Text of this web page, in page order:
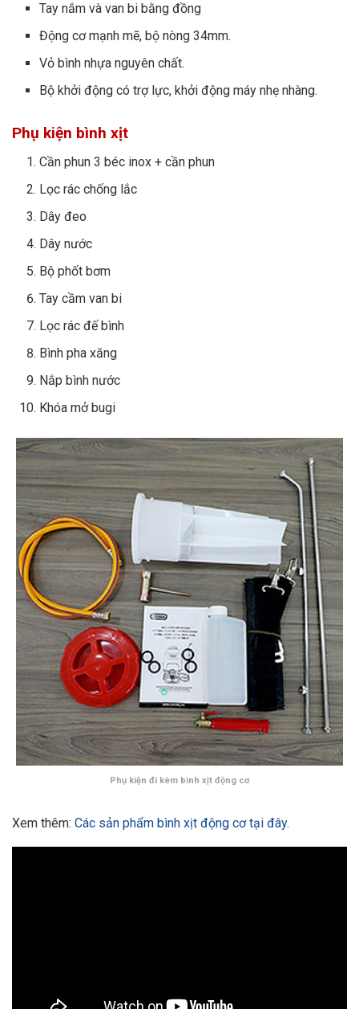
Tay nắm và van bi bằng đồng
Động cơ mạnh mẽ, bộ nòng 34mm.
Vỏ bình nhựa nguyên chất.
Bộ khởi động có trợ lực, khởi động máy nhẹ nhàng.
Phụ kiện bình xịt
Cần phun 3 béc inox + cần phun
Lọc rác chống lắc
Dây đeo
Dây nước
Bộ phốt bơm
Tay cầm van bi
Lọc rác đế bình
Bình pha xăng
Nắp bình nước
Khóa mở bugi
Phụ kiện đi kèm bình xịt động cơ
Xem thêm: Các sản phẩm bình xịt động cơ tại đây.